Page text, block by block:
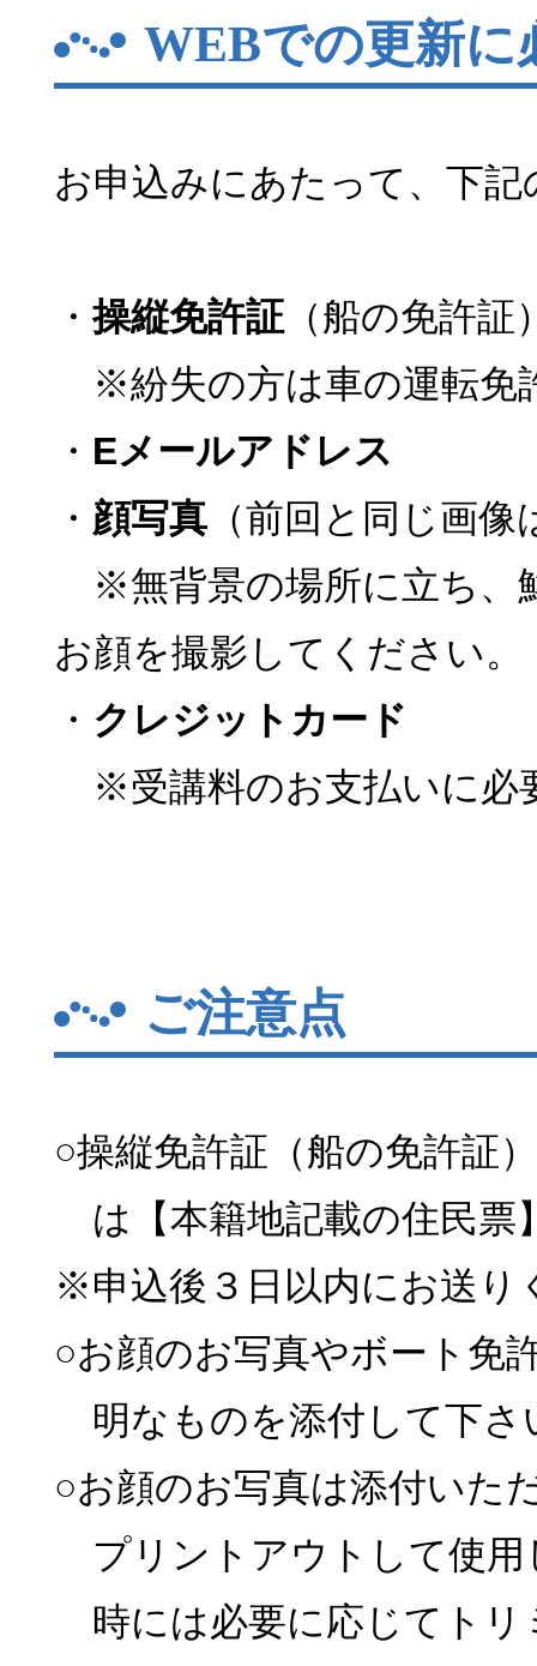
WEBでの更新に
お申込みにあたって、下
・操縦免許証（船の免許証
※紛失の方は車の運転免
・ Eメールアドレス
・ 顔写真（前回と同じ画像
※無背景の場所に立ち、
お顔を撮影してください。
・ クレジットカード
※受講料のお支払いに必
ご注意点
○操縦免許証（船の免許証
は【本籍地記載の住民票
※申込後３日以内にお送り
○お顔のお写真やボート免
明なものを添付して下さ
○お顔のお写真は添付いた
プリントアウトして使用
時には必要に応じてト